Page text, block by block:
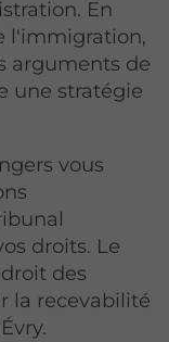
En
l'immigration,
arguments de
une stratégie
vous
droits. Le
des
la recevabilité